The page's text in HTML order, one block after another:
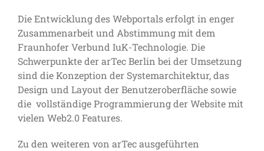
Die Entwicklung des Webportals erfolgt in enger
Zusammenarbeit und Abstimmung mit dem
Fraunhofer Verbund IuK-Technologie. Die
Schwerpunkte der arTec Berlin bei der Umsetzung
sind die Konzeption der Systemarchitektur, das
Design und Layout der Benutzeroberfläche sowie
die vollständige Programmierung der Website mit
vielen Web2.0 Features.
Zu den weiteren von arTec ausgeführten